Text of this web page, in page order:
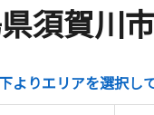
須賀川
よりエリアを選択し